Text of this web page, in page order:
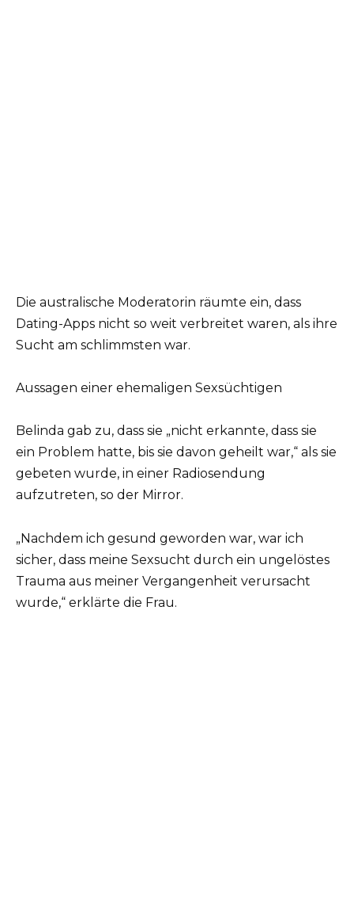
Die australische Moderatorin räumte ein, dass
Dating-Apps nicht so weit verbreitet waren, als ihre
Sucht am schlimmsten war.
Aussagen einer ehemaligen Sexsüchtigen
Belinda gab zu, dass sie „nicht erkannte, dass sie
ein Problem hatte, bis sie davon geheilt war,“ als sie
gebeten wurde, in einer Radiosendung
aufzutreten, so der Mirror.
„Nachdem ich gesund geworden war, war ich
sicher, dass meine Sexsucht durch ein ungelöstes
Trauma aus meiner Vergangenheit verursacht
wurde,“ erklärte die Frau.